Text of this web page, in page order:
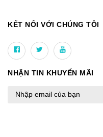
KẾT NỐI VỚI CHÚNG TÔI
NHẬN TIN KHUYẾN MÃI